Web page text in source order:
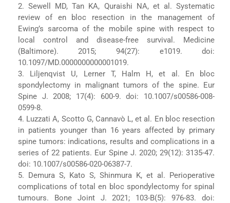
2. Sewell MD, Tan KA, Quraishi NA, et al. Systematic
review of en bloc resection in the management of
Ewing’s sarcoma of the mobile spine with respect to
local control and disease-free survival. Medicine
(Baltimore). 2015; 94(27): e1019. doi:
10.1097/MD.0000000000001019.
3. Liljenqvist U, Lerner T, Halm H, et al. En bloc
spondylectomy in malignant tumors of the spine. Eur
Spine J. 2008; 17(4): 600-9. doi: 10.1007/s00586-008-
0599-8.
4. Luzzati A, Scotto G, Cannavò L, et al. En bloc resection
in patients younger than 16 years affected by primary
spine tumors: indications, results and complications in a
series of 22 patients. Eur Spine J. 2020; 29(12): 3135-47.
doi: 10.1007/s00586-020-06387-7.
5. Demura S, Kato S, Shinmura K, et al. Perioperative
complications of total en bloc spondylectomy for spinal
tumours. Bone Joint J. 2021; 103-B(5): 976-83. doi: